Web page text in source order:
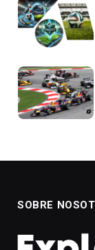
SOBRE